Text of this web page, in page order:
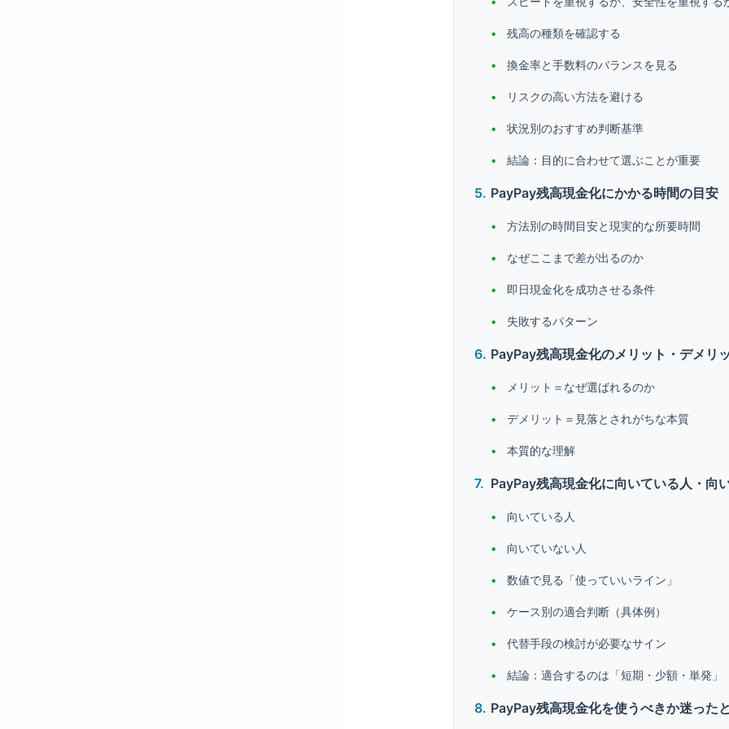
残高の種類を確認する
換金率と手数料のバランスを見る
リスクの高い方法を避ける
状況別のおすすめ判断基準
結論：目的に合わせて選ぶことが重要
PayPay残高現金化にかかる時間の目安
方法別の時間目安と現実的な所要時間
なぜここまで差が出るのか
即日現金化を成功させる条件
失敗するパターン
PayPay残高現金化のメリット・デメリ
メリット＝なぜ選ばれるのか
デメリット＝見落とされがちな本質
本質的な理解
PayPay残高現金化に向いている人・向
向いている人
向いていない人
数値で見る「使っていいライン」
ケース別の適合判断（具体例）
代替手段の検討が必要なサイン
結論：適合するのは「短期・少額・単発」
PayPay残高現金化を使うべきか迷った